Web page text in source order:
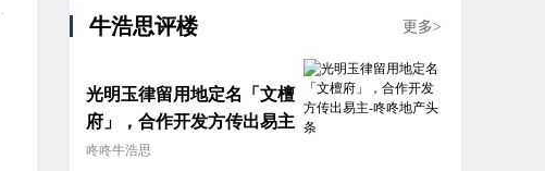
更多>
牛浩思评楼
光明玉律留用地定名「文檀
府」，合作开发方传出易主
咚咚牛浩思